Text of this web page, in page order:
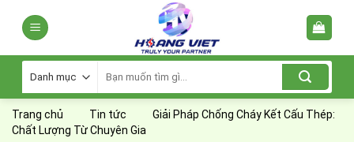
kiếm:
Trang chủ Tin tức
Giải Pháp Chống Cháy Kết Cấu Thép:
Chất Lượng Từ Chuyên Gia